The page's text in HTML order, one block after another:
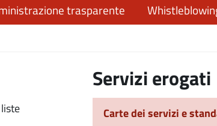
trasparente
Servizi erogati
Carte dei servizi e